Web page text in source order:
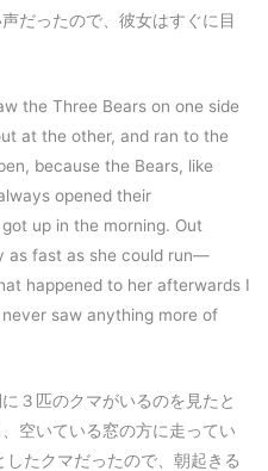
だったので、彼女はすぐに目
the Three Bears on one side
at the other, and ran to the
because the Bears, like
opened their
up in the morning. Out
as fast as she could run—
happened to her afterwards I
saw anything more of
３匹のクマがいるのを見たと
空いている窓の方に走ってい
たクマだったので、朝起きる